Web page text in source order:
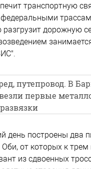
транспортную
разгрузит дорожную
путепровод. В
первые
день построены два
Оби, от которых к
из сдвоенных